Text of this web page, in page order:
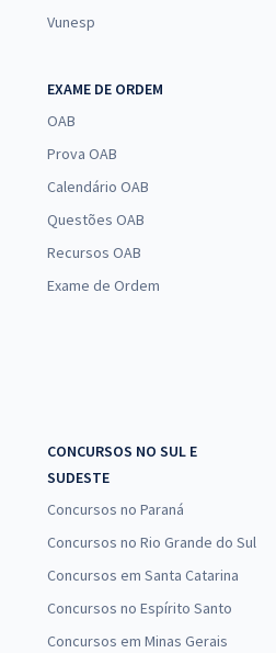
Vunesp
EXAME DE ORDEM
OAB
Prova OAB
Calendário OAB
Questões OAB
Recursos OAB
Exame de Ordem
CONCURSOS NO SUL E
SUDESTE
Concursos no Paraná
Concursos no Rio Grande do Sul
Concursos em Santa Catarina
Concursos no Espírito Santo
Concursos em Minas Gerais